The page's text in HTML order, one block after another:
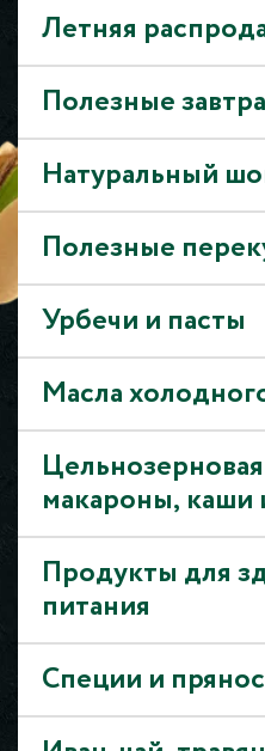
Летняя
Полезные
Натуральный
Полезные
Урбечи и пасты
Масла
макароны, каши
Продукты для
питания
Специи и